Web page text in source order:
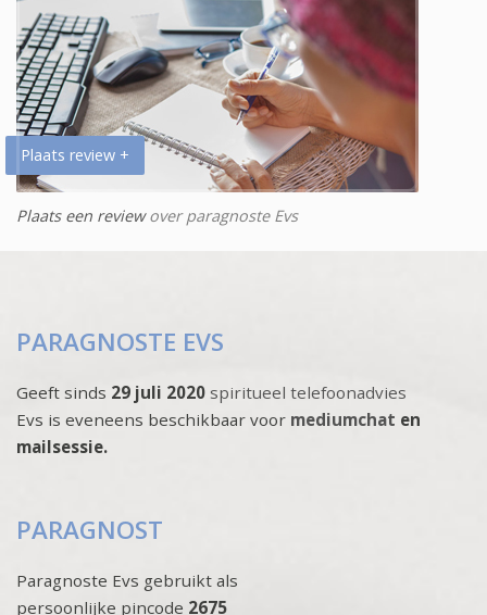
Plaats review +
Plaats een reviewover paragnoste Evs
PARAGNOSTE EVS
Geeft sinds 29 juli 2020 spiritueel telefoonadvies
Evs is eveneens beschikbaar voor mediumchat en
mailsessie.
PARAGNOST
Paragnoste Evs gebruikt als
persoonlijke pincode 2675